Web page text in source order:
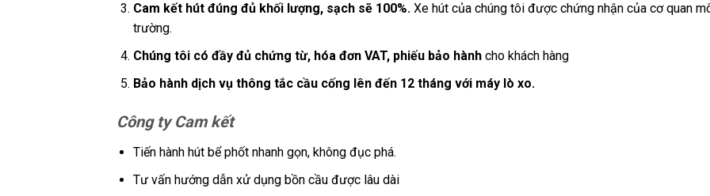
Cam kết hút đúng đủ khối lượng, sạch sẽ 100%.Xe hút của chúng tôi được chứng nhận của cơ quan
trường.
Chúng tôi có đầy đủ chứng từ, hóa đơn VAT, phiếu bảo hànhcho khách hàng
Bảo hành dịch vụ thông tắc cầu cống lên đến 12 tháng với máy lò xo.
Công ty Cam kết
Tiến hành hút bể phốt nhanh gọn, không đục phá.
Tư vấn hướng dẫn xử dụng bồn cầu được lâu dài